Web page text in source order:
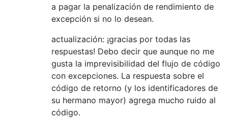
a pagar la penalización de rendimiento de
excepción si no lo desean.
actualización: ¡gracias por todas las
respuestas! Debo decir que aunque no me
gusta la imprevisibilidad del flujo de código
con excepciones. La respuesta sobre el
código de retorno (y los identificadores de
su hermano mayor) agrega mucho ruido al
código.